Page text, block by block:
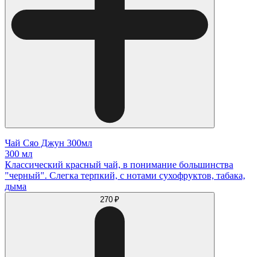
Чай Сяо Джун 300мл
300 мл
Классический красный чай, в понимание большинства
"черный". Слегка терпкий, с нотами сухофруктов, табака,
дыма
270 ₽